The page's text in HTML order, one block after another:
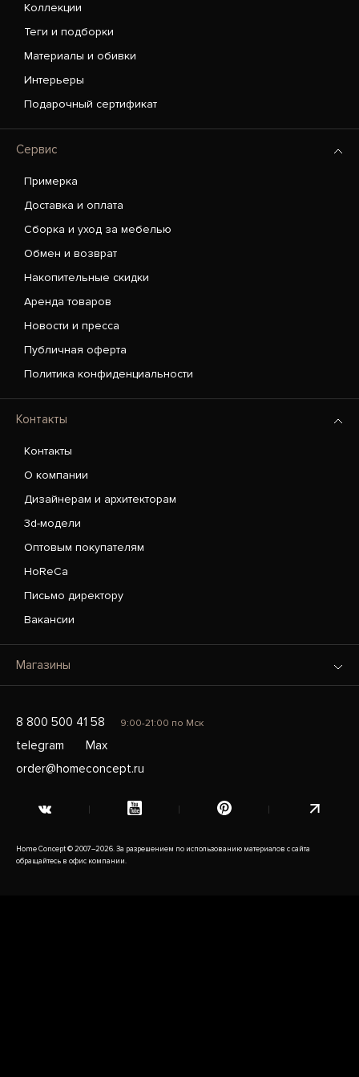
Коллекции
Теги и подборки
Материалы и обивки
Интерьеры
Подарочный сертификат
Сервис
Примерка
Доставка и оплата
Сборка и уход за мебелью
Обмен и возврат
Накопительные скидки
Аренда товаров
Новости и пресса
Публичная оферта
Политика конфиденциальности
Контакты
Контакты
О компании
Дизайнерам и архитекторам
3d-модели
Оптовым покупателям
HoReCa
Письмо директору
Вакансии
Магазины
8 800 500 41 58 9:00-21:00 по Мск
telegram
Max
order@homeconcept.ru
Home Concept © 2007–2026. За разрешением по использованию материалов с сайта
обращайтесь в офис компании.